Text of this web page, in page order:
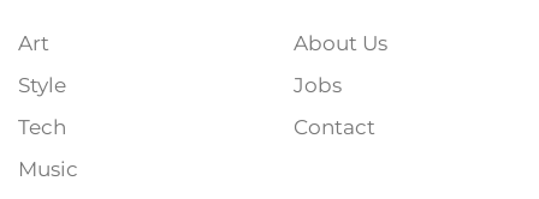
Art
Style
Tech
Music
About Us
Jobs
Contact